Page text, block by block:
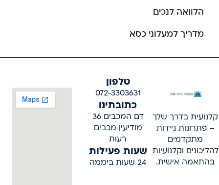
הלוואה לנכים
מדריך למעלוני כסא
קלנועית בדרך שלך
– פתרונות ניידות
מתקדמים
להליכונים וקלנועיות
בהתאמה אישית.
טלפון
072-3303631
כתובתינו
דם המכבים 36
מודיעין מכבים
רעות
שעות פעילות
24 שעות ביממה